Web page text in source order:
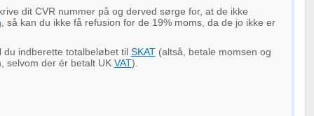
dit CVR nummer på og derved sørge for, at de ikke
, så kan du ikke få refusion for de 19% moms, da de jo ikke er
du indberette totalbeløbet til SKAT(altså, betale momsen og
selvom der ér betalt UK VAT).